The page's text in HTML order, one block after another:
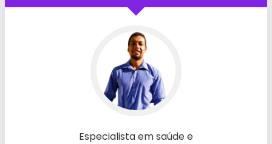
Especialista em saúde e